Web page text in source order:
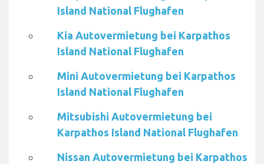
Island National Flughafen
Kia Autovermietung bei Karpathos
Island National Flughafen
Mini Autovermietung bei Karpathos
Island National Flughafen
Mitsubishi Autovermietung bei
Karpathos Island National Flughafen
Nissan Autovermietung bei Karpathos